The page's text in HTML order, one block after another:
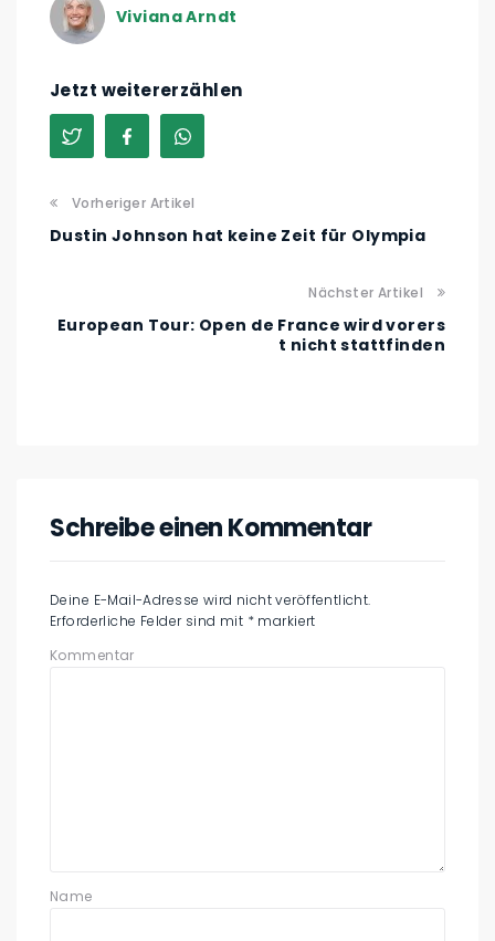
Viviana Arndt
Jetzt weitererzählen
Vorheriger Artikel
Dustin Johnson hat keine Zeit für Olympia
Nächster Artikel
European Tour: Open de France wird vorers
t nicht stattfinden
Schreibe einen Kommentar
Deine E-Mail-Adresse wird nicht veröffentlicht.
Erforderliche Felder sind mit * markiert
Kommentar
Name